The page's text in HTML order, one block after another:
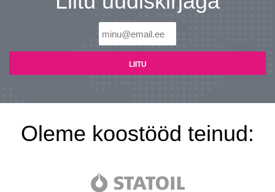
Oleme koostööd teinud: